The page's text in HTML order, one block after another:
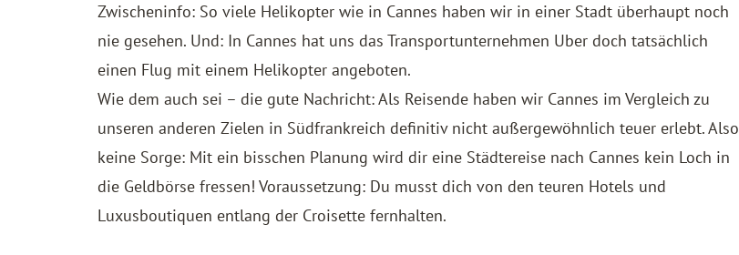
Zwischeninfo: So viele Helikopter wie in Cannes haben wir in einer Stadt überhaupt noch
nie gesehen. Und: In Cannes hat uns das Transportunternehmen Uber doch tatsächlich
einen Flug mit einem Helikopter angeboten.
Wie dem auch sei – die gute Nachricht: Als Reisende haben wir Cannes im Vergleich zu
unseren anderen Zielen in Südfrankreich definitiv nicht außergewöhnlich teuer erlebt. Also
keine Sorge: Mit ein bisschen Planung wird dir eine Städtereise nach Cannes kein Loch in
die Geldbörse fressen! Voraussetzung: Du musst dich von den teuren Hotels und
Luxusboutiquen entlang der Croisette fernhalten.